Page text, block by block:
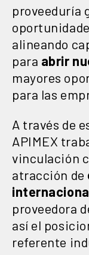
proveeduría
alineando
para abrir
mayores
para las
A través de
APIMEX
vinculación
atracción de
proveedora
así el
referente